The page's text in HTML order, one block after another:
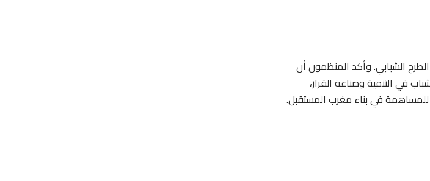
الشبابي. وأكد المنظمون أن
في التنمية وصناعة القرار،
للمساهمة في بناء مغرب المستقبل.